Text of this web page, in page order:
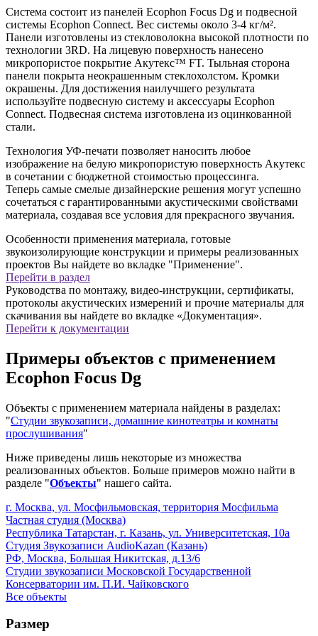
Система состоит из панелей Ecophon Focus Dg и подвесной
системы Ecophon Connect. Вес системы около 3-4 кг/м².
Панели изготовлены из стекловолокна высокой плотности по
технологии 3RD. На лицевую поверхность нанесено
микропористое покрытие Акутекс™ FT. Тыльная сторона
панели покрыта неокрашенным стеклохолстом. Кромки
окрашены. Для достижения наилучшего результата
используйте подвесную систему и аксессуары Ecophon
Connect. Подвесная система изготовлена из оцинкованной
стали.
Технология УФ-печати позволяет наносить любое
изображение на белую микропористую поверхность Акутекс
в сочетании с бюджетной стоимостью процессинга.
Теперь самые смелые дизайнерские решения могут успешно
сочетаться с гарантированными акустическими свойствами
материала, создавая все условия для прекрасного звучания.
Особенности применения материала, готовые
звукоизолирующие конструкции и примеры реализованных
проектов Вы найдете во вкладке "Применение".
Перейти в раздел
Руководства по монтажу, видео-инструкции, сертификаты,
протоколы акустических измерений и прочие материалы для
скачивания вы найдете во вкладке «Документация».
Перейти к документации
Примеры объектов с применением
Ecophon Focus Dg
Объекты с применением материала найдены в разделах:
"Студии звукозаписи, домашние кинотеатры и комнаты
прослушивания"
Ниже приведены лишь некоторые из множества
реализованных объектов. Больше примеров можно найти в
разделе "Объекты" нашего сайта.
г. Москва, ул. Мосфильмовская, территория Мосфильма
Частная студия (Москва)
Республика Татарстан, г. Казань, ул. Университетская, 10а
Студия Звукозаписи AudioKazan (Казань)
РФ, Москва, Большая Никитская, д.13/6
Студии звукозаписи Московской Государственной
Консерватории им. П.И. Чайковского
Все объекты
Размер